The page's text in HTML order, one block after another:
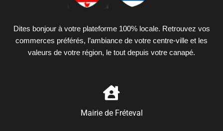
Dites bonjour à votre plateforme 100% locale. Retrouvez vos
commerces préférés, l’ambiance de votre centre-ville et les
valeurs de votre région, le tout depuis votre canapé.
Mairie de Fréteval